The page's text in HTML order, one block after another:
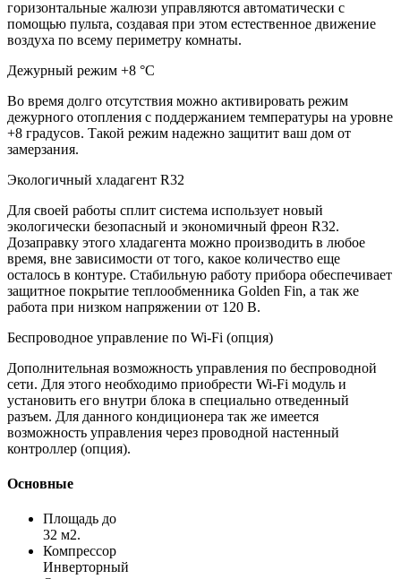
горизонтальные жалюзи управляются автоматически с
помощью пульта, создавая при этом естественное движение
воздуха по всему периметру комнаты.
Дежурный режим +8 °C
Во время долго отсутствия можно активировать режим
дежурного отопления с поддержанием температуры на уровне
+8 градусов. Такой режим надежно защитит ваш дом от
замерзания.
Экологичный хладагент R32
Для своей работы сплит система использует новый
экологически безопасный и экономичный фреон R32.
Дозаправку этого хладагента можно производить в любое
время, вне зависимости от того, какое количество еще
осталось в контуре. Стабильную работу прибора обеспечивает
защитное покрытие теплообменника Golden Fin, а так же
работа при низком напряжении от 120 В.
Беспроводное управление по Wi-Fi (опция)
Дополнительная возможность управления по беспроводной
сети. Для этого необходимо приобрести Wi-Fi модуль и
установить его внутри блока в специально отведенный
разъем. Для данного кондиционера так же имеется
возможность управления через проводной настенный
контроллер (опция).
Основные
Площадь до
32 м2.
Компрессор
Инверторный